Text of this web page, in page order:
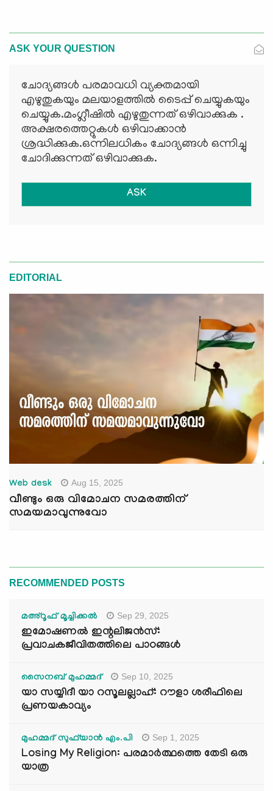
ASK YOUR QUESTION
ചോദ്യങ്ങള്‍ പരമാവധി വ്യക്തമായി
എഴുതുകയും മലയാളത്തില്‍ ടൈപ്പ് ചെയ്യുകയും
ചെയ്യുക.മംഗ്ലീഷില്‍ എഴുതുന്നത് ഒഴിവാക്കുക .
അക്ഷരത്തെറ്റുകള്‍ ഒഴിവാക്കാന്‍
ശ്രദ്ധിക്കുക.ഒന്നിലധികം ചോദ്യങ്ങള്‍ ഒന്നിച്ചു
ചോദിക്കുന്നത് ഒഴിവാക്കുക.
ASK
EDITORIAL
Web desk Aug 15, 2025
വീണ്ടും ഒരു വിമോചന സമരത്തിന്
സമയമാവുന്നുവോ
RECOMMENDED POSTS
മഅ്റൂഫ് മൂച്ചിക്കല്‍ Sep 29, 2025
ഇമോഷണൽ ഇന്റലിജൻസ്:
പ്രവാചകജീവിതത്തിലെ പാഠങ്ങൾ
സൈനബ് മുഹമ്മദ് Sep 10, 2025
യാ സയ്യിദീ യാ റസൂലല്ലാഹ്: റൗളാ ശരീഫിലെ
പ്രണയകാവ്യം
മുഹമ്മദ് സുഫ്‌യാൻ എം.പി Sep 1, 2025
Losing My Religion: പരമാർത്ഥത്തെ തേടി ഒരു
യാത്ര